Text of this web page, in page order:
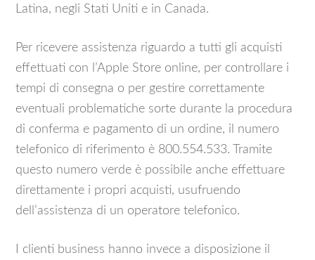
Latina, negli Stati Uniti e in Canada.
Per ricevere assistenza riguardo a tutti gli acquisti
effettuati con l’Apple Store online, per controllare i
tempi di consegna o per gestire correttamente
eventuali problematiche sorte durante la procedura
di conferma e pagamento di un ordine, il numero
telefonico di riferimento è 800.554.533. Tramite
questo numero verde è possibile anche effettuare
direttamente i propri acquisti, usufruendo
dell’assistenza di un operatore telefonico.
I clienti business hanno invece a disposizione il